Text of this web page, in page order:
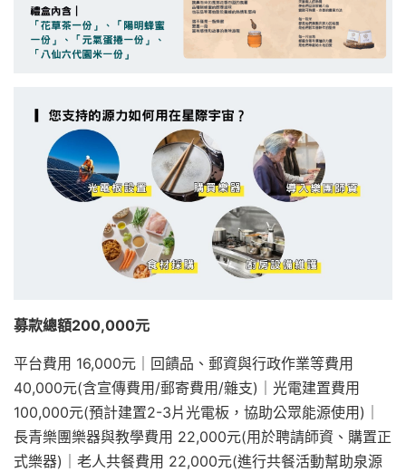
募款總額200,000元
平台費用 16,000元｜回饋品、郵資與行政作業等費用
40,000元(含宣傳費用/郵寄費用/雜支)｜光電建置費用
100,000元(預計建置2-3片光電板，協助公眾能源使用)｜
長青樂團樂器與教學費用 22,000元(用於聘請師資、購置正
式樂器)｜老人共餐費用 22,000元(進行共餐活動幫助泉源